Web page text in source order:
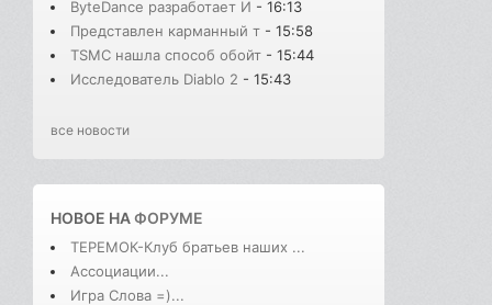
ByteDance разработает И - 16:13
Представлен карманный т - 15:58
TSMC нашла способ обойт - 15:44
Исследователь Diablo 2 - 15:43
все новости
НОВОЕ НАФОРУМЕ
ТЕРЕМОК-Клуб братьев наших ...
Ассоциации...
Игра Слова =)...